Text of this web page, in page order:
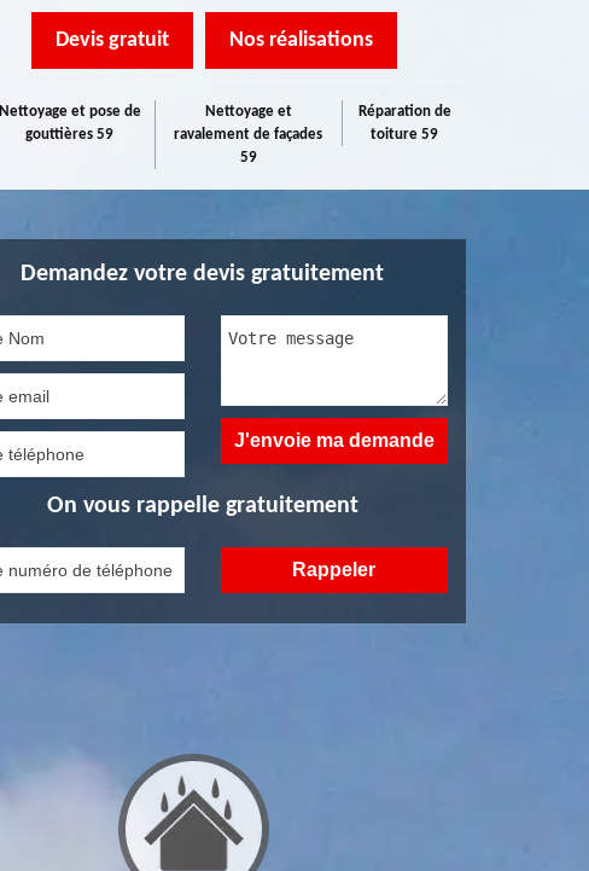
Devis gratuit Nos réalisations
Nettoyage et pose de
gouttières 59
Nettoyage et
ravalement de façades
59
Réparation de
toiture 59
Demandez votre devis gratuitement
On vous rappelle gratuitement